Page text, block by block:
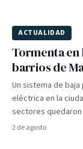
ACTUALIDAD
Tormenta en
barrios de
Un sistema de
eléctrica en la
sectores
2 de agosto